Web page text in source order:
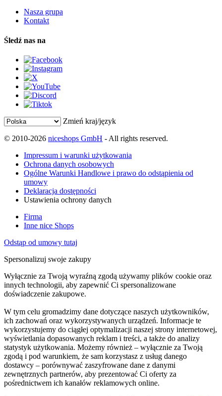
Nasza grupa
Kontakt
Śledź nas na
Zmień kraj/język
© 2010-2026 niceshops GmbH - All rights reserved.
Impressum i warunki użytkowania
Ochrona danych osobowych
Ogólne Warunki Handlowe i prawo do odstąpienia od
umowy
Deklaracja dostępności
Ustawienia ochrony danych
Firma
Inne nice Shops
Odstąp od umowy tutaj
Spersonalizuj swoje zakupy
Wyłącznie za Twoją wyraźną zgodą używamy plików cookie oraz
innych technologii, aby zapewnić Ci spersonalizowane
doświadczenie zakupowe.
W tym celu gromadzimy dane dotyczące naszych użytkowników,
ich zachowań oraz wykorzystywanych urządzeń. Informacje te
wykorzystujemy do ciągłej optymalizacji naszej strony internetowej,
wyświetlania dopasowanych reklam i treści, a także do analizy
statystyk użytkowania. Możemy również – wyłącznie za Twoją
zgodą i pod warunkiem, że sam korzystasz z usług danego
dostawcy – porównywać zaszyfrowane dane z danymi
zewnętrznych partnerów, aby prezentować Ci oferty za
pośrednictwem ich kanałów reklamowych online.